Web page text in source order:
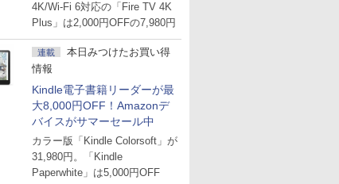
4K/Wi-Fi 6対応の「Fire TV 4K
Plus」は2,000円OFFの7,980円
連載
本日みつけたお買い得
情報
Kindle電子書籍リーダーが最
大8,000円OFF！Amazonデ
バイスがサマーセール中
カラー版「Kindle Colorsoft」が
31,980円。「Kindle
Paperwhite」は5,000円OFF